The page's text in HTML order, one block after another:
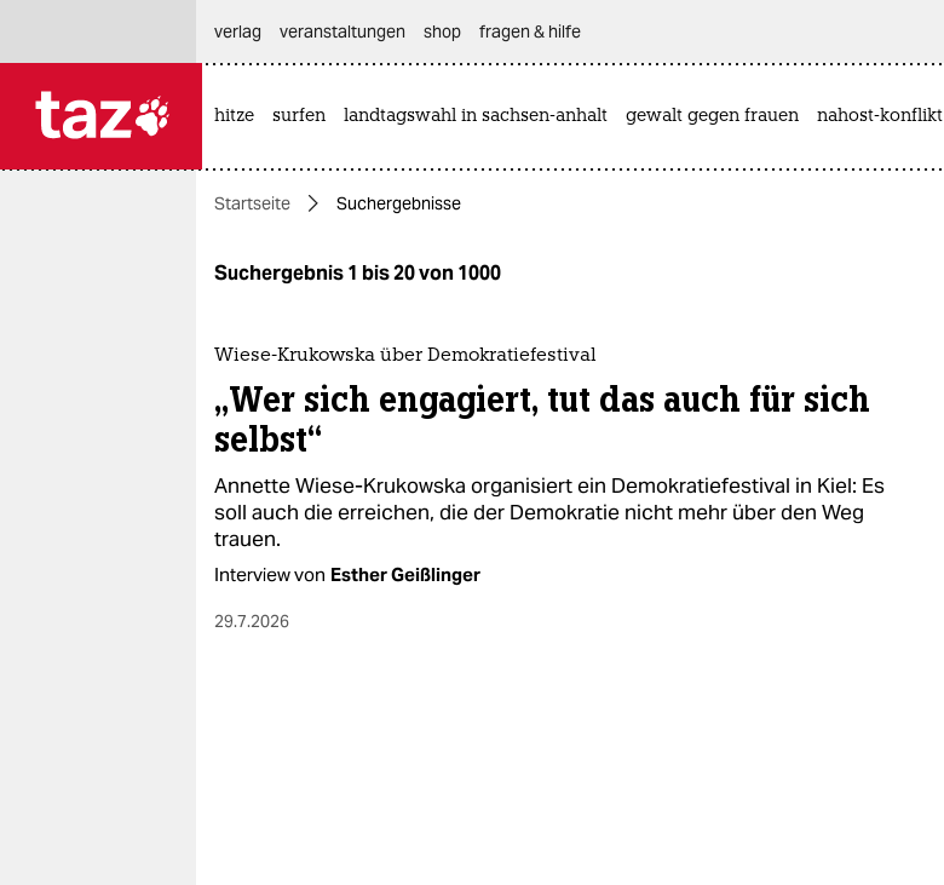
themen
politik
gesellschaft
kultur
sport
berlin
verlag
veranstaltungen shop fragen & hilfe
hitze surfen landtagswahl in sachsen-anhalt gewalt gegen frauen nahost-konflikt
Startseite Suchergebnisse
Suchergebnis 1 bis 20 von 1000
Wiese-Krukowska über Demokratiefestival
„Wer sich engagiert, tut das auch für sich
selbst“
Annette Wiese-Krukowska organisiert ein Demokratiefestival in Kiel: Es
soll auch die erreichen, die der Demokratie nicht mehr über den Weg
trauen.
Interview von Esther Geißlinger
29.7.2026